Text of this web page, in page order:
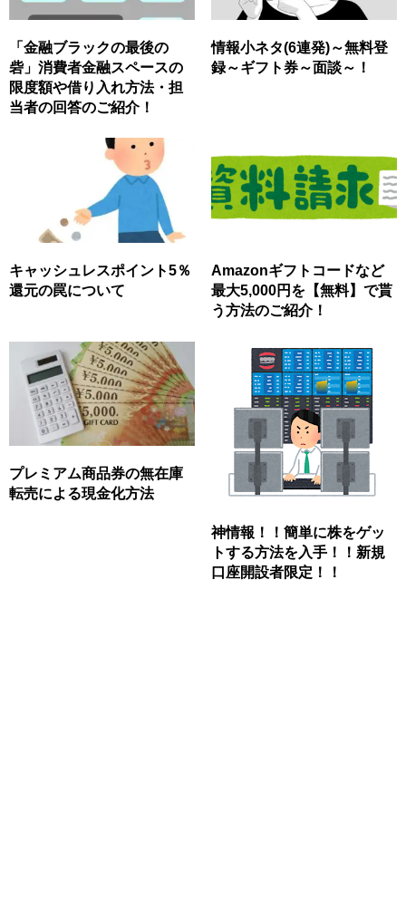
「金融ブラックの最後の
砦」消費者金融スペースの
限度額や借り入れ方法・担
当者の回答のご紹介！
情報小ネタ(6連発)～無料登
録～ギフト券～面談～！
キャッシュレスポイント5％
還元の罠について
Amazonギフトコードなど
最大5,000円を【無料】で貰
う方法のご紹介！
プレミアム商品券の無在庫
転売による現金化方法
神情報！！簡単に株をゲッ
トする方法を入手！！新規
口座開設者限定！！